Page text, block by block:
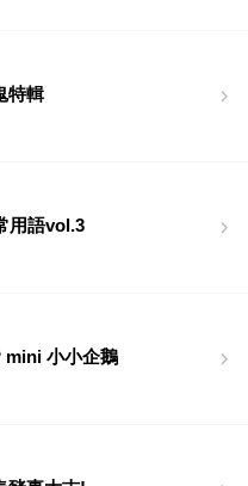
特輯
用語vol.3
mini 小小企鵝